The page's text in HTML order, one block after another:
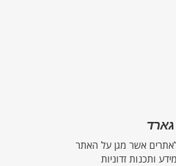
לאתרים אשר מגן על האתר
ותכנות זדוניות